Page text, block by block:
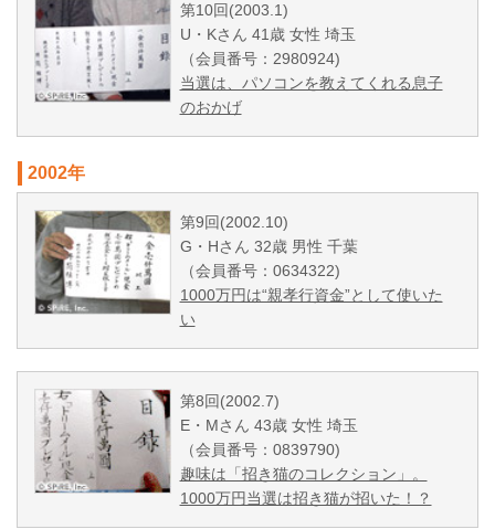
第10回(2003.1)
U・Kさん 41歳 女性 埼玉
（会員番号：2980924)
当選は、パソコンを教えてくれる息子
のおかげ
2002年
第9回(2002.10)
G・Hさん 32歳 男性 千葉
（会員番号：0634322)
1000万円は“親孝行資金”として使いた
い
第8回(2002.7)
E・Mさん 43歳 女性 埼玉
（会員番号：0839790)
趣味は「招き猫のコレクション」。
1000万円当選は招き猫が招いた！？